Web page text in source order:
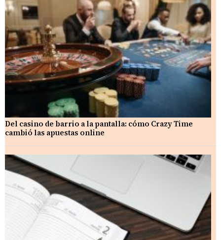
Del casino de barrio a la pantalla: cómo Crazy Time
cambió las apuestas online